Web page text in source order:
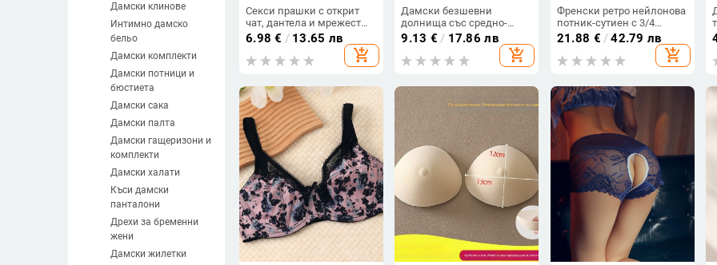
Дамски клинове
Интимно дамско
бельо
Дамски комплекти
Дамски потници и
бюстиета
Дамски сака
Дамски палта
Дамски гащеризони и
комплекти
Дамски халати
Къси дамски
панталони
Дрехи за бременни
жени
Дамски жилетки
Секси прашки с открит
чат, дантела и мрежест
дизайн, масажни перли
6.98 € / 13.65 лв
add_shopping_cart
Дамски безшевни
долнища със средно-
висока талия, дишащи,
антибактериални, без
видими шевове
9.13 € / 17.86 лв
add_shopping_cart
Френски ретро нейлонова
потник-сутиен с 3/4
чашка, тънък модел
чашка, дишаща
21.88 € /42.79 лв
add_shopping_cart